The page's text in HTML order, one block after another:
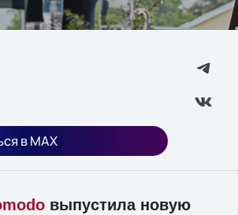
в MAX
выпустила новую